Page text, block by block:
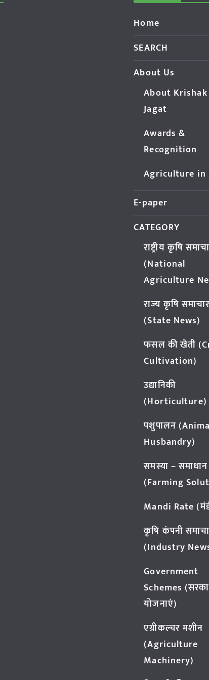
Home
SEARCH
About Us
About Krishak
Jagat
Awards &
Recognition
Agriculture in
E-paper
CATEGORY
राष्ट्रीय कृषि
(National
Agriculture
राज्य कृषि समाचार
(State News)
फसल की खेती
Cultivation)
उद्यानिकी
(Horticulture)
पशुपालन
Husbandry)
समस्या – समाधान
(Farming
Mandi Rate
कृषि कंपनी
(Industry
Government
Schemes
योजनाएं)
एग्रीकल्चर मशीन
(Agriculture
Machinery)